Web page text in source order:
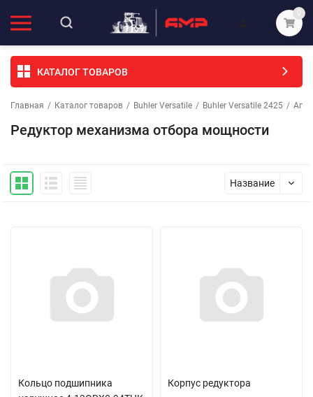
0
КАТАЛОГ ТОВАРОВ
Главная / Каталог товаров / Buhler Versatile / Buhler Versatile 2425 /
Редуктор механизма отбора мощности
Название
Кольцо подшипника
Корпус редуктора